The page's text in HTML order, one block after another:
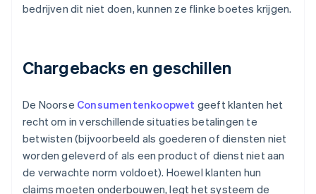
bedrijven dit niet doen, kunnen ze flinke boetes krijgen.
Chargebacks en geschillen
De Noorse Consumentenkoopwet geeft klanten het
recht om in verschillende situaties betalingen te
betwisten (bijvoorbeeld als goederen of diensten niet
worden geleverd of als een product of dienst niet aan
de verwachte norm voldoet). Hoewel klanten hun
claims moeten onderbouwen, legt het systeem de